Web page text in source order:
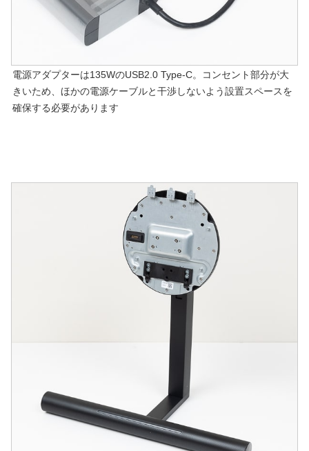
電源アダプターは135WのUSB2.0 Type-C。コンセント部分が大
きいため、ほかの電源ケーブルと干渉しないよう設置スペースを
確保する必要があります